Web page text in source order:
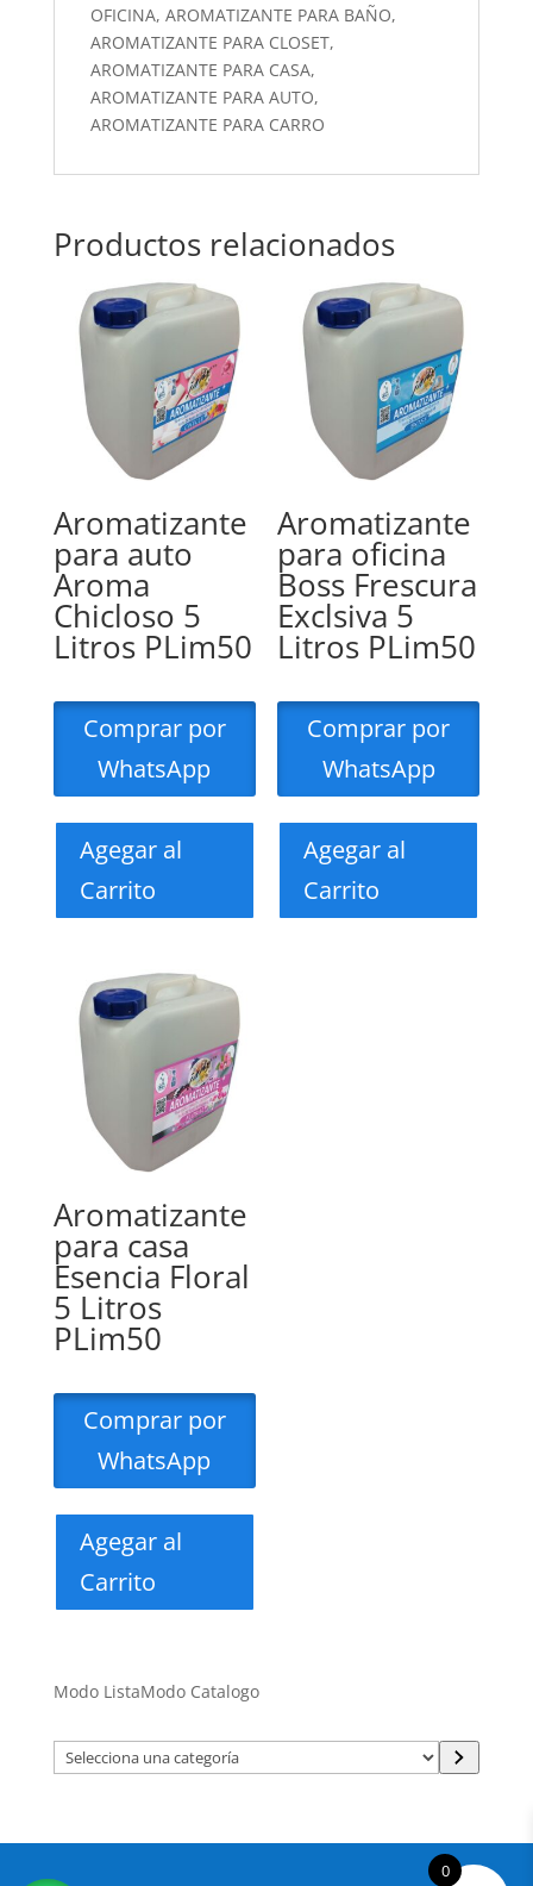
OFICINA, AROMATIZANTE PARA BAÑO,
AROMATIZANTE PARA CLOSET,
AROMATIZANTE PARA CASA,
AROMATIZANTE PARA AUTO,
AROMATIZANTE PARA CARRO
Productos relacionados
Aromatizante
para auto
Aroma
Chicloso 5
Litros PLim50
Comprar por
WhatsApp
Agegar al
Carrito
Aromatizante
para oficina
Boss Frescura
Exclsiva 5
Litros PLim50
Comprar por
WhatsApp
Agegar al
Carrito
Aromatizante
para casa
Esencia Floral
5 Litros
PLim50
Comprar por
WhatsApp
Agegar al
Carrito
Modo ListaModo Catalogo
Selecciona
una
0